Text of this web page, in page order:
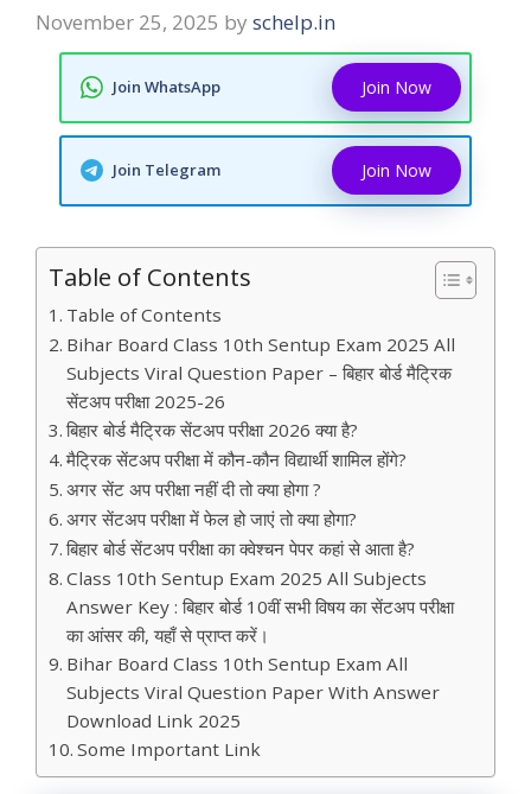
November 25, 2025 by schelp.in
Join WhatsApp Join Now
Join Telegram Join Now
Table of Contents
Table of Contents
Bihar Board Class 10th Sentup Exam 2025 All
Subjects Viral Question Paper – बिहार बोर्ड मैट्रिक
सेंटअप परीक्षा 2025-26
बिहार बोर्ड मैट्रिक सेंटअप परीक्षा 2026 क्या है?
मैट्रिक सेंटअप परीक्षा में कौन-कौन विद्यार्थी शामिल होंगे?
अगर सेंट अप परीक्षा नहीं दी तो क्या होगा ?
अगर सेंटअप परीक्षा में फेल हो जाएं तो क्या होगा?
बिहार बोर्ड सेंटअप परीक्षा का क्वेश्चन पेपर कहां से आता है?
Class 10th Sentup Exam 2025 All Subjects
Answer Key : बिहार बोर्ड 10वीं सभी विषय का सेंटअप परीक्षा
का आंसर की, यहाँ से प्राप्त करें।
Bihar Board Class 10th Sentup Exam All
Subjects Viral Question Paper With Answer
Download Link 2025
Some Important Link